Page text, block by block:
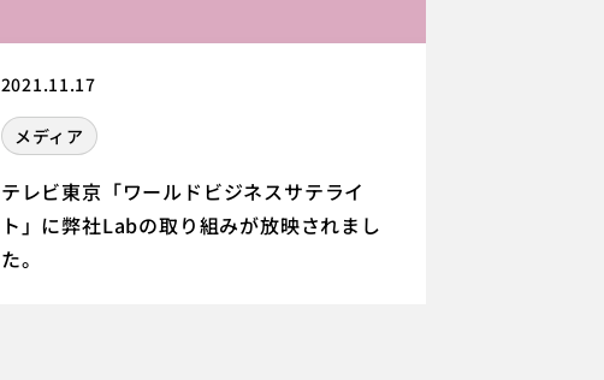
2021.11.17
メディア
テレビ東京「ワールドビジネスサテライ
ト」に弊社Labの取り組みが放映されまし
た。